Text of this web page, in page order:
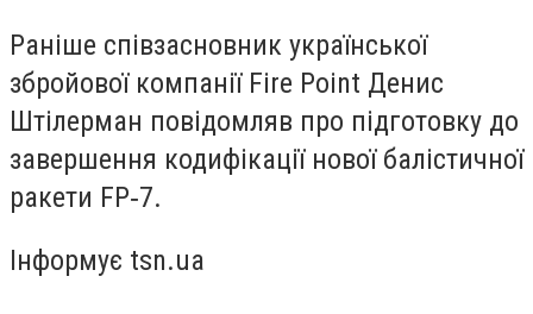
Раніше співзасновник української
збройової компанії Fire Point Денис
Штілерман повідомляв про підготовку до
завершення кодифікації нової балістичної
ракети FP‑7.
Інформує tsn.ua